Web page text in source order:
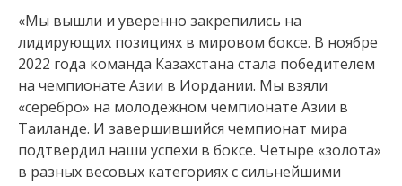
«Мы вышли и уверенно закрепились на
лидирующих позициях в мировом боксе. В ноябре
2022 года команда Казахстана стала победителем
на чемпионате Азии в Иордании. Мы взяли
«серебро» на молодежном чемпионате Азии в
Таиланде. И завершившийся чемпионат мира
подтвердил наши успехи в боксе. Четыре «золота»
в разных весовых категориях с сильнейшими